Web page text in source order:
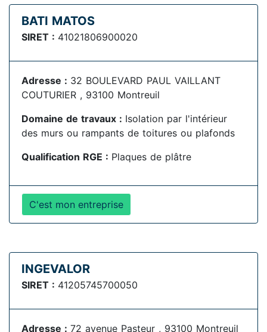
BATI MATOS
SIRET : 41021806900020
Adresse : 32 BOULEVARD PAUL VAILLANT
COUTURIER , 93100 Montreuil
Domaine de travaux : Isolation par l'intérieur
des murs ou rampants de toitures ou plafonds
Qualification RGE : Plaques de plâtre
C'est mon entreprise
INGEVALOR
SIRET : 41205745700050
Adresse : 72 avenue Pasteur , 93100 Montreuil